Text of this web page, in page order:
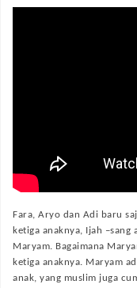
Fara, Aryo dan Adi baru
ketiga anaknya, Ijah –sang
Maryam. Bagaimana
ketiga anaknya. Maryam
anak, yang muslim juga